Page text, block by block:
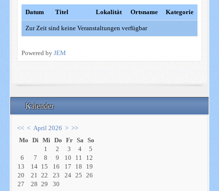
Kalender
<< < April 2026 > >>
Mo Di Mi Do Fr Sa So
1
2 3 4
5
6
7 8 9 10 11
12
13
14 15 16 17 18
19
20
21 22 23 24 25
26
27
28 29 30
Datum Titel Lokalität Ortsname Kategorie
Zur Zeit sind keine Veranstaltungen verfügbar
Powered by JEM